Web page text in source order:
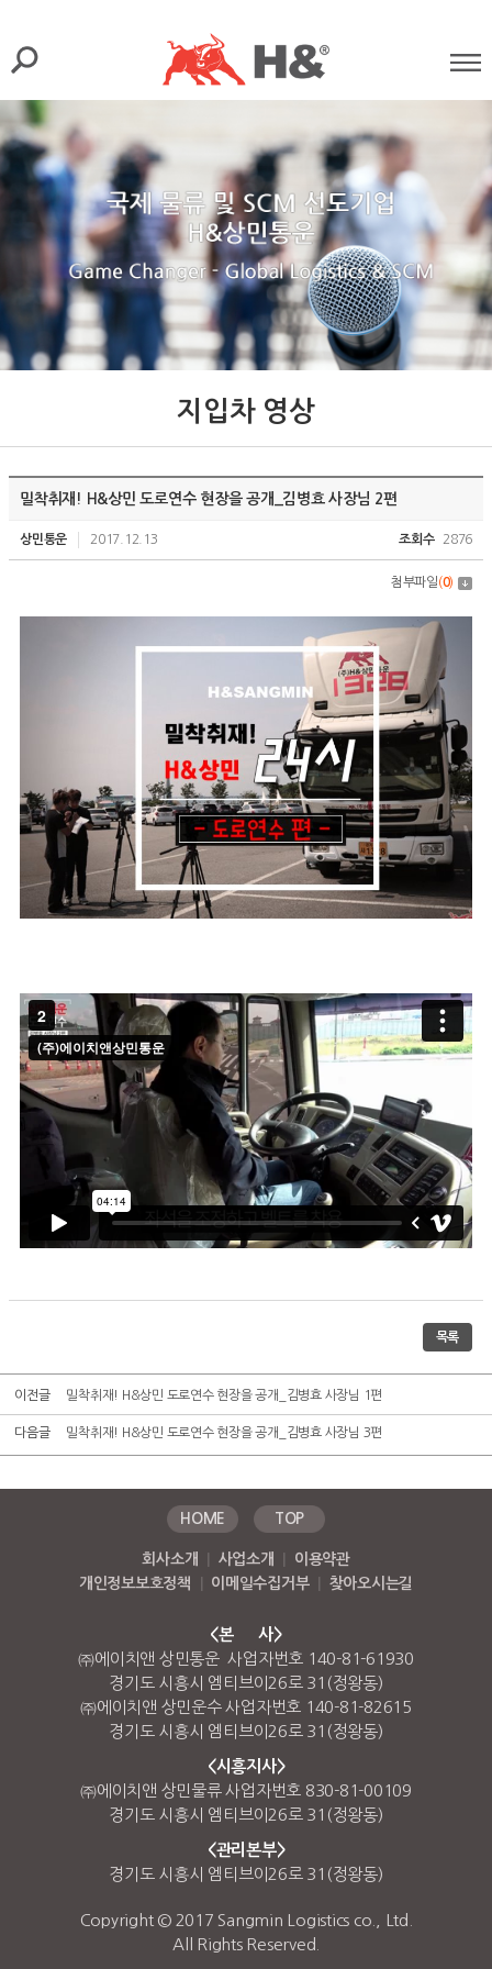
지입차 영상
밀착취재! H&상민 도로연수 현장을 공개_김병효 사장님 2편
상민통운 2017.12.13 조회수 2876
첨부파일(0)
목록
이전글 밀착취재! H&상민 도로연수 현장을 공개_김병효 사장님 1편
다음글 밀착취재! H&상민 도로연수 현장을 공개_김병효 사장님 3편
HOME TOP
회사소개 사업소개
이용약관
개인정보보호정책
이메일수집거부 찾아오시는길
<본 사>
㈜에이치앤 상민통운 사업자번호 140-81-61930
경기도 시흥시 엠티브이26로 31(정왕동)
㈜에이치앤 상민운수 사업자번호 140-81-82615
경기도 시흥시 엠티브이26로 31(정왕동)
<시흥지사>
㈜에이치앤 상민물류 사업자번호 830-81-00109
경기도 시흥시 엠티브이26로 31(정왕동)
<관리본부>
경기도 시흥시 엠티브이26로 31(정왕동)
Copyright © 2017 Sangmin Logistics co., Ltd.
All Rights Reserved.